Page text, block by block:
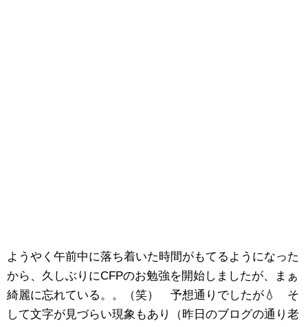
ようやく午前中に落ち着いた時間がもてるようになった
から、久しぶりにCFPのお勉強を開始しましたが、まぁ
綺麗に忘れている。。（笑） 予想通りでしたが💧 そ
して文字が見づらい現象もあり（昨日のブログの通り老